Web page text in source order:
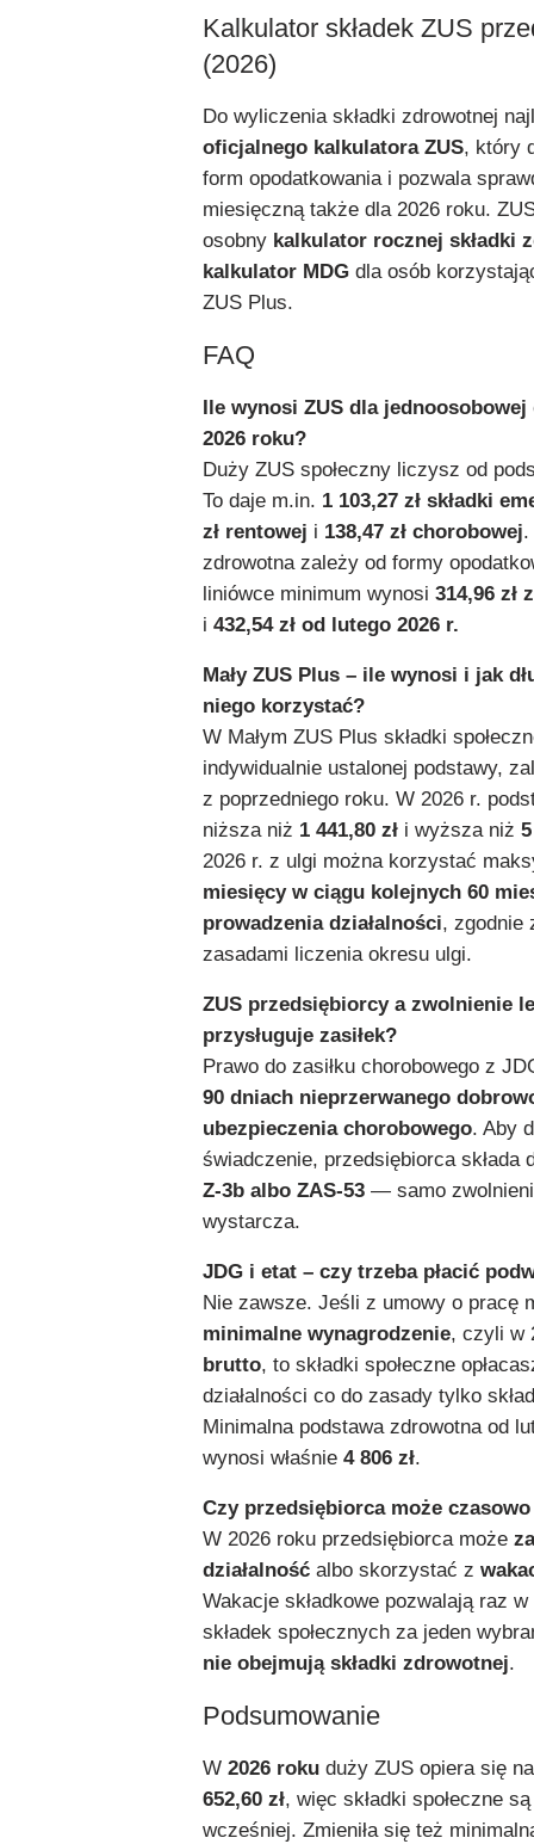
Kalkulator składek ZUS
(2026)
Do wyliczenia składki zdrowotnej
oficjalnego kalkulatora ZUS, który
form opodatkowania i pozwala
miesięczną także dla 2026 roku.
osobny kalkulator rocznej składki
kalkulator MDG dla osób
ZUS Plus.
FAQ
Ile wynosi ZUS dla jednoosobowej
2026 roku?
Duży ZUS społeczny liczysz od
To daje m.in. 1 103,27 zł składki
zł rentowej i 138,47 zł chorobowej.
zdrowotna zależy od formy
liniówce minimum wynosi 314,96 zł
i 432,54 zł od lutego 2026 r.
Mały ZUS Plus – ile wynosi i jak
niego korzystać?
W Małym ZUS Plus składki
indywidualnie ustalonej podstawy,
z poprzedniego roku. W 2026 r.
niższa niż 1 441,80 zł i wyższa niż
2026 r. z ulgi można korzystać
miesięcy w ciągu kolejnych 60
prowadzenia działalności, zgodnie
zasadami liczenia okresu ulgi.
ZUS przedsiębiorcy a zwolnienie
przysługuje zasiłek?
Prawo do zasiłku chorobowego z
90 dniach nieprzerwanego
ubezpieczenia chorobowego. Aby
świadczenie, przedsiębiorca składa
Z-3b albo ZAS-53 — samo
wystarcza.
JDG i etat – czy trzeba płacić
Nie zawsze. Jeśli z umowy o pracę
minimalne wynagrodzenie, czyli w
brutto, to składki społeczne
działalności co do zasady tylko
Minimalna podstawa zdrowotna od
wynosi właśnie 4 806 zł.
Czy przedsiębiorca może czasowo
W 2026 roku przedsiębiorca może
działalność albo skorzystać z
Wakacje składkowe pozwalają raz w
składek społecznych za jeden
nie obejmują składki zdrowotnej.
Podsumowanie
W 2026 roku duży ZUS opiera się
652,60 zł, więc składki społeczne
wcześniej. Zmieniła się też